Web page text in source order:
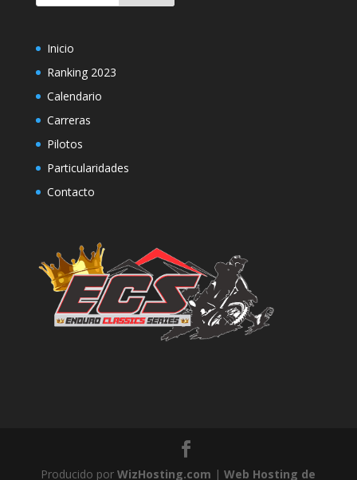
Inicio
Ranking 2023
Calendario
Carreras
Pilotos
Particularidades
Contacto
Producido porWizHosting.com |Web Hosting de